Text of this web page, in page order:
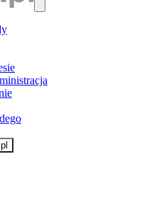
i logowanie do serwisu